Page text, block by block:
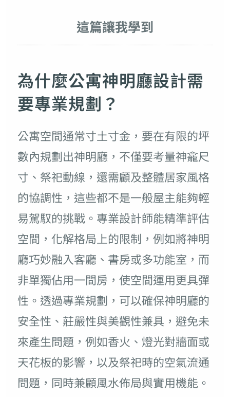
這篇讓我學到
為什麼公寓神明廳設計需
要專業規劃？
公寓空間通常寸土寸金，要在有限的坪
數內規劃出神明廳，不僅要考量神龕尺
寸、祭祀動線，還需顧及整體居家風格
的協調性，這些都不是一般屋主能夠輕
易駕馭的挑戰。專業設計師能精準評估
空間，化解格局上的限制，例如將神明
廳巧妙融入客廳、書房或多功能室，而
非單獨佔用一間房，使空間運用更具彈
性。透過專業規劃，可以確保神明廳的
安全性、莊嚴性與美觀性兼具，避免未
來產生問題，例如香火、燈光對牆面或
天花板的影響，以及祭祀時的空氣流通
問題，同時兼顧風水佈局與實用機能。